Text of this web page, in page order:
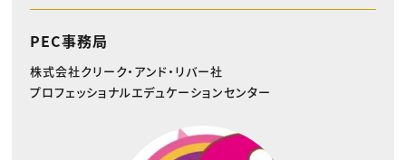
PEC事務局
株式会社クリーク・アンド・リバー社
プロフェッショナルエデュケーションセンター